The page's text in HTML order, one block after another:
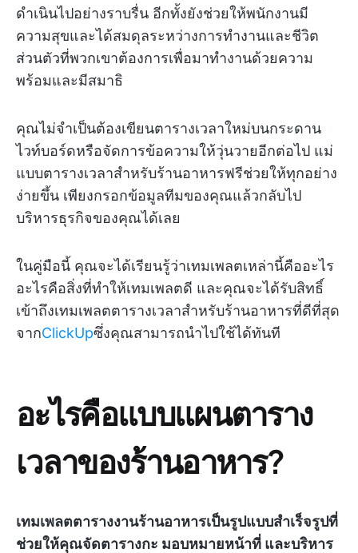
ดำเนินไปอย่างราบรื่น อีกทั้งยังช่วยให้พนักงานมี
ความสุขและได้สมดุลระหว่างการทำงานและชีวิต
ส่วนตัวที่พวกเขาต้องการเพื่อมาทำงานด้วยความ
พร้อมและมีสมาธิ
คุณไม่จำเป็นต้องเขียนตารางเวลาใหม่บนกระดาน
ไวท์บอร์ดหรือจัดการข้อความให้วุ่นวายอีกต่อไป แม่
แบบตารางเวลาสำหรับร้านอาหารฟรีช่วยให้ทุกอย่าง
ง่ายขึ้น เพียงกรอกข้อมูลทีมของคุณแล้วกลับไป
บริหารธุรกิจของคุณได้เลย
ในคู่มือนี้ คุณจะได้เรียนรู้ว่าเทมเพลตเหล่านี้คืออะไร
อะไรคือสิ่งที่ทำให้เทมเพลตดี และคุณจะได้รับสิทธิ์
เข้าถึงเทมเพลตตารางเวลาสำหรับร้านอาหารที่ดีที่สุด
จากClickUpซึ่งคุณสามารถนำไปใช้ได้ทันที
อะไรคือแบบแผนตาราง
เวลาของร้านอาหาร?
เทมเพลตตารางงานร้านอาหารเป็นรูปแบบสำเร็จรูปที่
ช่วยให้คุณจัดตารางกะ มอบหมายหน้าที่ และบริหาร